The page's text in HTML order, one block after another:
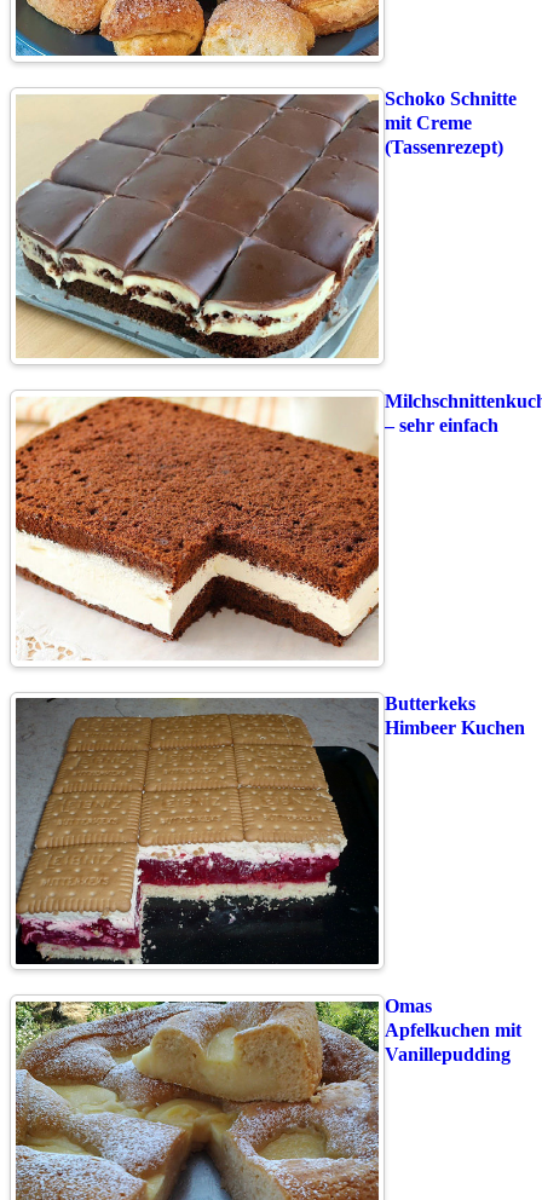
Schoko Schnitte
mit Creme
(Tassenrezept)
– sehr einfach
Butterkeks
Himbeer Kuchen
Omas
Apfelkuchen mit
Vanillepudding